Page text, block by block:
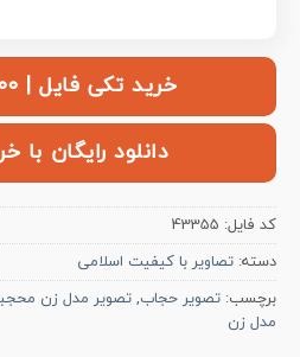
خرید تکی فایل | ۱۰۰,۰۰۰ تومان
دانلود رایگان با
کد فایل: 43355
دسته: تصاویر با کیفیت اسلامی
برچسب: تصویر حجاب, تصویر مدل زن
مدل زن